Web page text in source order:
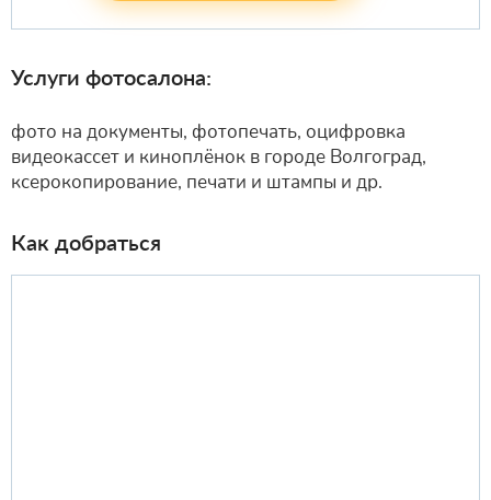
Услуги фотосалона:
фото на документы, фотопечать, оцифровка
видеокассет и киноплёнок в городе Волгоград,
ксерокопирование, печати и штампы и др.
Как добраться